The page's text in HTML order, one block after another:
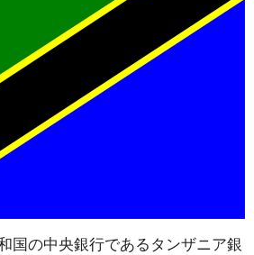
国の中央銀行であるタンザニア銀